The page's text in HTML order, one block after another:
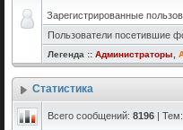
Зарегистрированные
Пользователи посетившие
Легенда :: Администраторы
Статистика
Всего сообщений: 8196 | Тем: